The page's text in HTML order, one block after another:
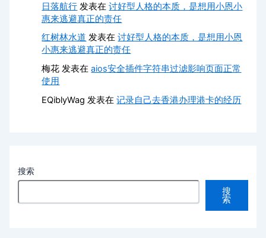
日落航行 发表在讨好型人格的本质，是想用小恩小
惠来逃避真正的责任
红树林水道 发表在讨好型人格的本质，是想用小恩
小惠来逃避真正的责任
梅花 发表在aios安全插件字符串过滤影响页面正常
使用
EQiblyWag 发表在记录自己去香港办理港卡的经历
搜索
搜
索